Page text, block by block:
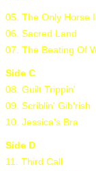
05. The Only Horse
06. Sacred Land
07. The Beating Of
Side C
08. Guilt Trippin'
09. Scriblin' Gib'rish
10. Jessica's Bra
Side D
11. Third Call